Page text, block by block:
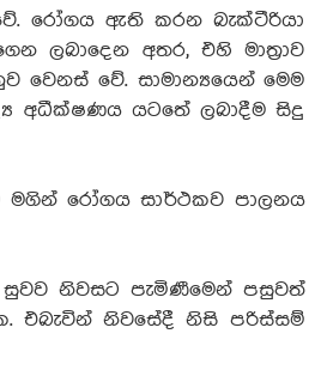
රෝගය ඇති කරන බැක්ටීරියා
ලබාදෙන අතර, එහි මාත්‍රාව
වෙනස් වේ. සාමාන්‍යයෙන් මෙම
අධීක්ෂණය යටතේ ලබාදීම සිදු
මගින් රෝගය සාර්ථකව පාලනය
සුවව නිවසට පැමිණීමෙන් පසුවත්
එබැවින් නිවසේදී නිසි පරිස්සම්